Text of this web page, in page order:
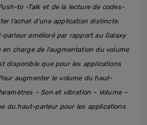
to -Talk et de la lecture de codes-
l’achat d’une application distincte.
parleur amélioré par rapport au Galaxy
en charge de l’augmentation du volume
disponible que pour les applications
augmenter le volume du haut-
– Son et vibration – Volume –
du haut-parleur pour les applications